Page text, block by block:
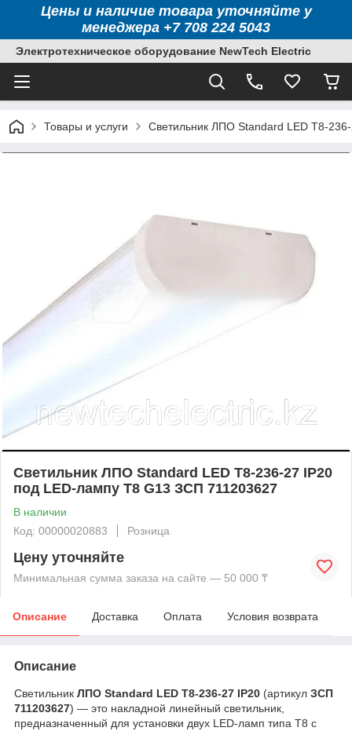
Цены и наличие товара уточняйте у
менеджера +7 708 224 5043
Электротехническое оборудование NewTech Electric
Товары и услуги Светильник ЛПО Standard LED Т8-
Светильник ЛПО Standard LED Т8-236-27 IP20
под LED-лампу Т8 G13 ЗСП 711203627
В наличии
Код: 00000020883
Розница
Цену уточняйте
Минимальная сумма заказа на сайте — 50 000 ₸
Описание Доставка Оплата Условия возврата
Описание
Светильник ЛПО Standard LED Т8-236-27 IP20 (артикул ЗСП
711203627) — это накладной линейный светильник,
предназначенный для установки двух LED-ламп типа T8 с